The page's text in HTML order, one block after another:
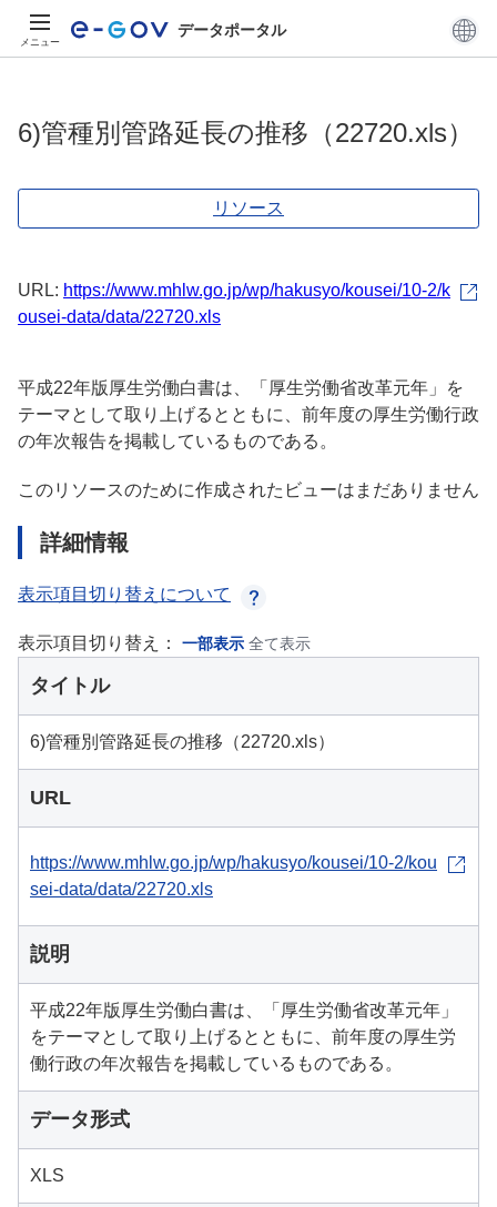
メニュー
データポータル
6)管種別管路延長の推移（22720.xls）
リソース
URL: https://www.mhlw.go.jp/wp/hakusyo/kousei/10-2/k
ousei-data/data/22720.xls
平成22年版厚生労働白書は、「厚生労働省改革元年」を
テーマとして取り上げるとともに、前年度の厚生労働行政
の年次報告を掲載しているものである。
このリソースのために作成されたビューはまだありません
詳細情報
表示項目切り替えについて
表示項目切り替え： 一部表示 全て表示
タイトル
6)管種別管路延長の推移（22720.xls）
URL
https://www.mhlw.go.jp/wp/hakusyo/kousei/10-2/kou
sei-data/data/22720.xls
説明
平成22年版厚生労働白書は、「厚生労働省改革元年」
をテーマとして取り上げるとともに、前年度の厚生労
働行政の年次報告を掲載しているものである。
データ形式
XLS